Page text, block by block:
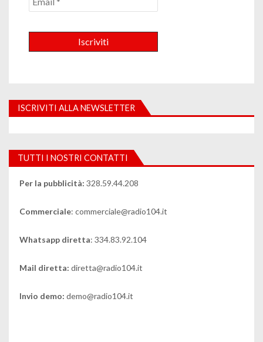
ISCRIVITI ALLA NEWSLETTER
TUTTI I NOSTRI CONTATTI
Per la pubblicità: 328.59.44.208
Commerciale: commerciale@radio104.it
Whatsapp diretta: 334.83.92.104
Mail diretta: diretta@radio104.it
Invio demo: demo@radio104.it